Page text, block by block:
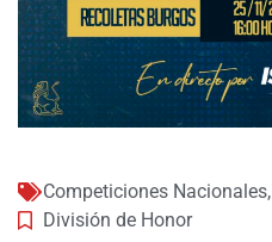
Competiciones Nacionales,
División de Honor